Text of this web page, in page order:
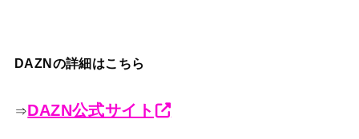
DAZNの詳細はこちら
⇒DAZN公式サイト